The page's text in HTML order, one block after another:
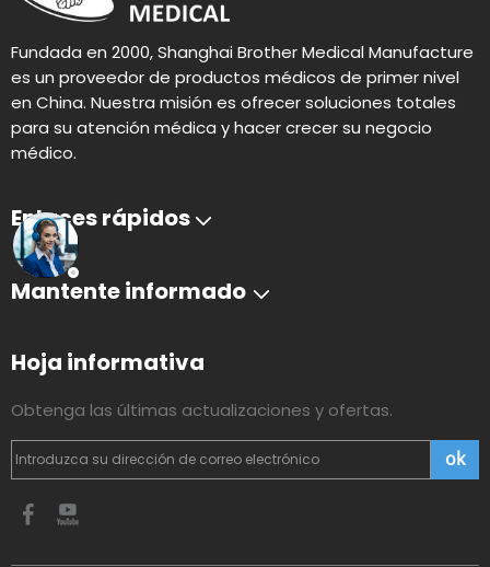
Fundada en 2000, Shanghai Brother Medical Manufacture
es un proveedor de productos médicos de primer nivel
en China. Nuestra misión es ofrecer soluciones totales
para su atención médica y hacer crecer su negocio
médico.
Enlaces rápidos
Mantente informado
Hoja informativa
Obtenga las últimas actualizaciones y ofertas.
ok